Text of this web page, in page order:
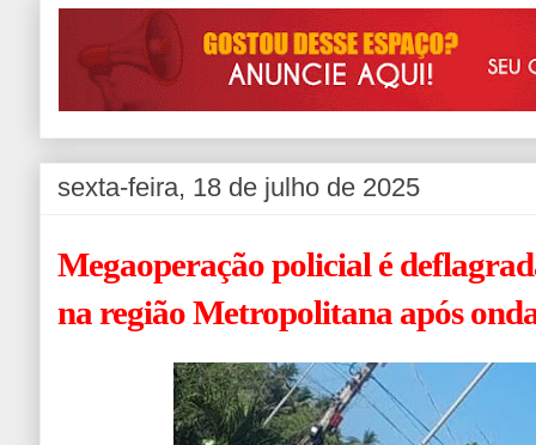
sexta-feira, 18 de julho de 2025
Megaoperação policial é
na região Metropolitana após